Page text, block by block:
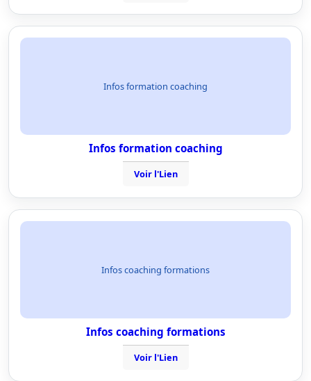
Infos formation coaching
Infos formation coaching
Voir l'Lien
Infos coaching formations
Infos coaching formations
Voir l'Lien